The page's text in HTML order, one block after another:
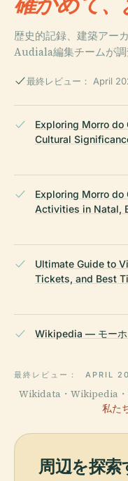
歴史的記録、建築アー
Audiala編集チームが調
最終レビュー： April
Exploring Morro
Cultural
Exploring Morro
Activities in Natal,
Ultimate Guide to
Tickets, and Best
Wikipedia — モーホ
最終レビュー： APRIL
Wikidata・Wikipedia・
私た
周辺を探索